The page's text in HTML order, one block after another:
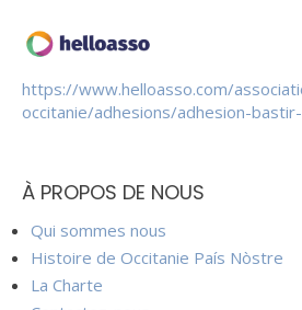
https://www.helloasso.com/
occitanie/adhesions/adhesion-
À PROPOS DE NOUS
Qui sommes nous
Histoire de Occitanie País Nòstre
La Charte